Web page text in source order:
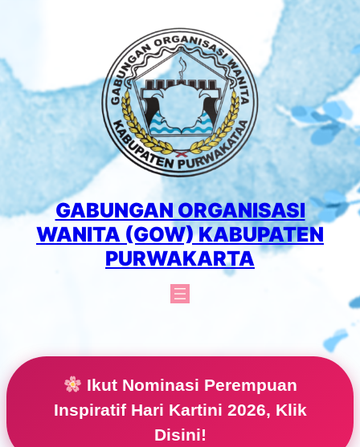
GABUNGAN ORGANISASI
WANITA (GOW) KABUPATEN
PURWAKARTA
Ikut Nominasi Perempuan
Inspiratif Hari Kartini 2026, Klik
Disini!